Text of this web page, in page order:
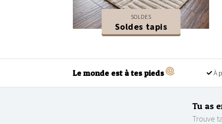
SOLDES
Soldes tapis
Le monde est à tes pieds À
Tu as
Trouve